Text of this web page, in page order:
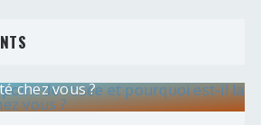
chez vous ?